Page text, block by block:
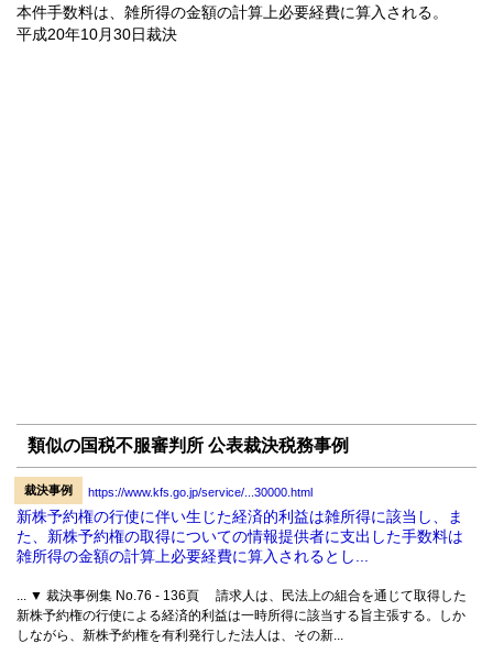
本件手数料は、雑所得の金額の計算上必要経費に算入される。
平成20年10月30日裁決
類似の国税不服審判所 公表裁決税務事例
裁決事例 https://www.kfs.go.jp/service/...30000.html
新株予約権の行使に伴い生じた経済的利益は雑所得に該当し、ま
た、新株予約権の取得についての情報提供者に支出した手数料は
雑所得の金額の計算上必要経費に算入されるとし...
... ▼ 裁決事例集 No.76 - 136頁 請求人は、民法上の組合を通じて取得した
新株予約権の行使による経済的利益は一時所得に該当する旨主張する。しか
しながら、新株予約権を有利発行した法人は、その新...